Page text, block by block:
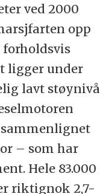
ved 2000
opp
forholdsvis
ligger under
lavt støynivå
– som har
Hele 83.000
riktignok 2,7-